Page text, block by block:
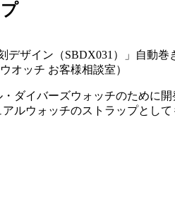
ザイン（SBDX031）」自動
ウオッチ お客様相談室）
ダイバーズウォッチのために
ルウォッチのストラップとし